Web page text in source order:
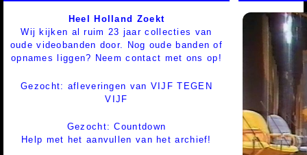
Heel Holland Zoekt
Wij kijken al ruim 23 jaar collecties van
oude videobanden door. Nog oude banden of
opnames liggen? Neem contact met ons op!
Gezocht: afleveringen van VIJF TEGEN
VIJF
Gezocht: Countdown
Help met het aanvullen van het archief!